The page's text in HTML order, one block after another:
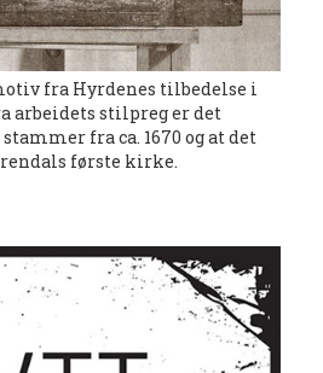
fra Hyrdenes tilbedelse i
arbeidets stilpreg er det
fra ca. 1670 og at det
første kirke.